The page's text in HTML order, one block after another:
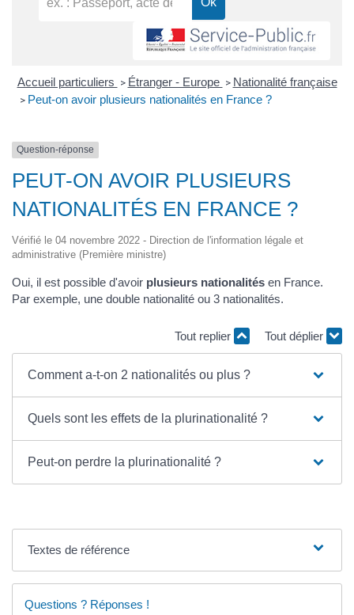
Accueil particuliers > Étranger - Europe > Nationalité française
> Peut-on avoir plusieurs nationalités en France ?
Question-réponse
PEUT-ON AVOIR PLUSIEURS
NATIONALITÉS EN FRANCE ?
Vérifié le 04 novembre 2022 - Direction de l'information légale et
administrative (Première ministre)
Oui, il est possible d'avoir plusieurs nationalités en France.
Par exemple, une double nationalité ou 3 nationalités.
Tout replier Tout déplier
Comment a-t-on 2 nationalités ou plus ?
Quels sont les effets de la plurinationalité ?
Peut-on perdre la plurinationalité ?
Textes de référence
Questions ? Réponses !